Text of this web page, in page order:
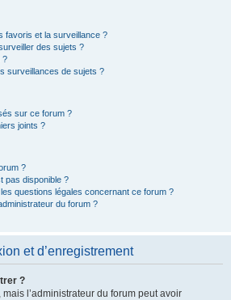
favoris et la surveillance ?
des sujets ?
?
surveillances de sujets ?
sur ce forum ?
joints ?
?
pas disponible ?
questions légales concernant ce forum ?
du forum ?
et d’enregistrement
?
l’administrateur du forum peut avoir